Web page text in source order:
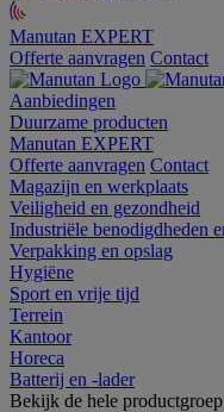
Manutan EXPERT
Offerte aanvragen Contact
Aanbiedingen
Duurzame producten
Manutan EXPERT
Offerte aanvragen Contact
Magazijn en werkplaats
Veiligheid en gezondheid
Industriële benodigdheden
Verpakking en opslag
Hygiëne
Sport en vrije tijd
Terrein
Kantoor
Horeca
Batterij en -lader
Bekijk de hele productgroep